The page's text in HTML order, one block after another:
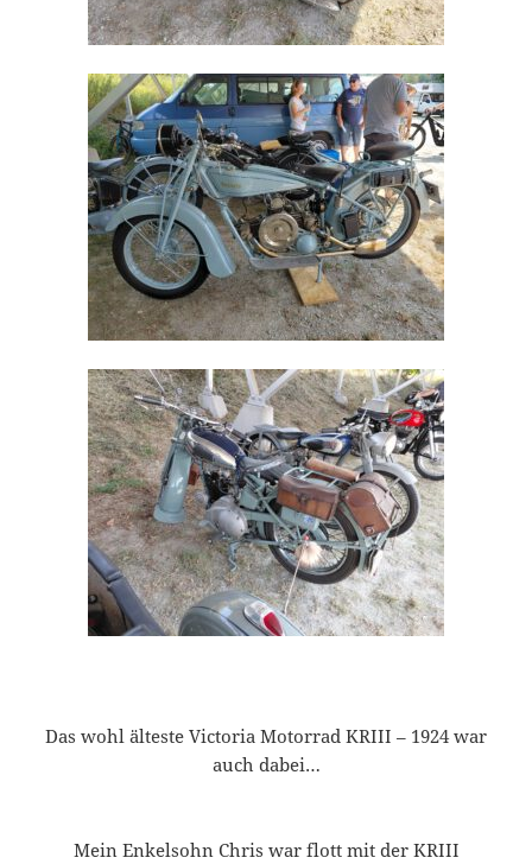
Das wohl älteste Victoria Motorrad KRIII – 1924 war
auch dabei…
Mein Enkelsohn Chris war flott mit der KRIII